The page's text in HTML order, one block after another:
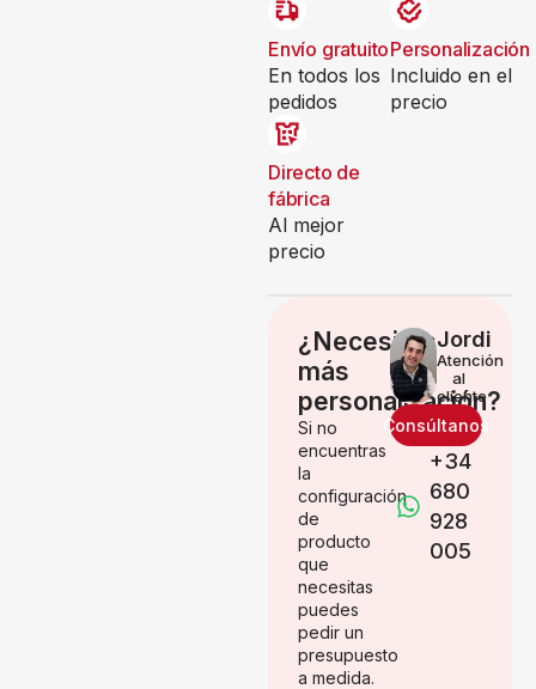
Envío gratuito
En todos los
pedidos
Personalización
Incluido en el
precio
Directo de
fábrica
Al mejor
precio
¿Necesitas
más
personalización?
Si no
encuentras
la
configuración
de
producto
que
necesitas
puedes
pedir un
presupuesto
a medida.
Jordi
Atención
al
cliente
Consúltanos
+34
680
928
005